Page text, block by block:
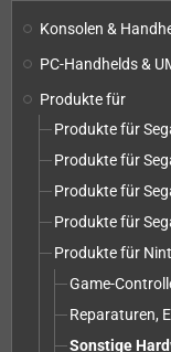
Konsolen &
PC-Handhelds &
Produkte für
Produkte für
Produkte für
Produkte für
Produkte für
Produkte für
Game-
Reparaturen,
Sonstige